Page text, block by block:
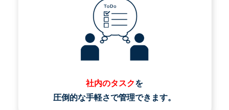
社内のタスクを
圧倒的な手軽さで管理できます。